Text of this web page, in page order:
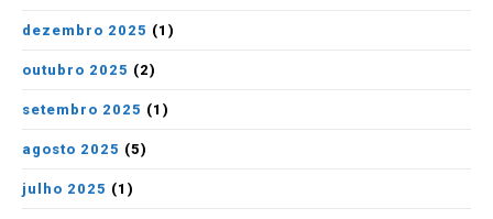
dezembro 2025 (1)
outubro 2025 (2)
setembro 2025 (1)
agosto 2025 (5)
julho 2025 (1)